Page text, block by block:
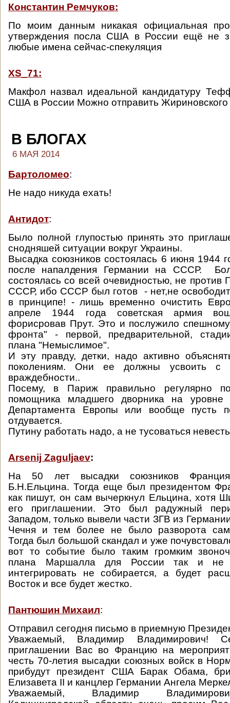
Константин Ремчуков:
По моим данным никакая официальная
утверждения посла США в России ещё не
любые имена сейчас-спекуляция
XS_71:
Макфол назвал идеальной кандидатуру
США в России Можно отправить
В БЛОГАХ
6 МАЯ 2014
Бартоломео:
Не надо никуда ехать!
Антидот:
Было полной глупостью принять это
снодняшей ситуации вокруг Украины.
Высадка союзников состоялась 6 июня 1944
после напалдения Германии на СССР.
состоялась со всей очевидностью, не против
СССР, ибо СССР был готов - нет,не
в принципе! - лишь временно очистить
апреле 1944 года советская армия
форисровав Прут. Это и послужило
фронта" - первой, предварительной,
плана "Немыслимое".
И эту правду, детки, надо активно
поколениям. Они ее должны усвоить с
враждебности..
Посему, в Париж правильно регулярно
помощника младшего дворника на
Департамента Европы или вообще пусть
отдувается.
Путину работать надо, а не тусоваться
Arsenij Zaguljaev:
На 50 лет высадки союзников
Б.Н.Ельцина. Тогда еще был президентом
как пишут, он сам вычеркнул Ельцина, хотя
его приглашении. Это был радужный
Западом, только вывели части ЗГВ из
Чечня и тем более не было разворота
Тогда был большой скандал и уже
вот то событие было таким громким
плана Маршалла для России так и не
интегрировать не собирается, а будет
Восток и все будет жестко.
Пантюшин Михаил:
Отправил сегодня письмо в приемную
Уважаемый, Владимир Владимирович!
приглашении Вас во Францию на
честь 70-летия высадки союзных войск в
прибудут президент США Барак Обама,
Елизавета II и канцлер Германии Ангела
Уважаемый, Владимир